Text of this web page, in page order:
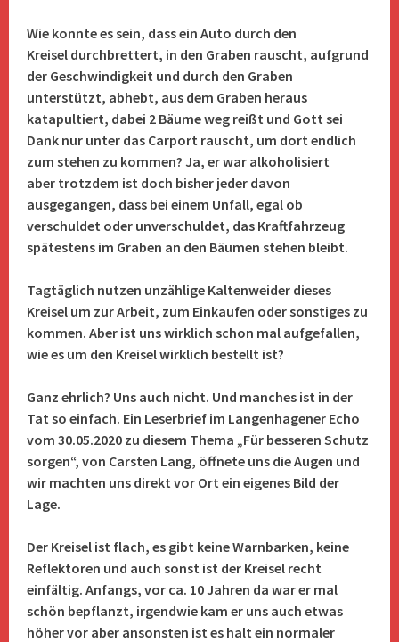
Wie konnte es sein, dass ein Auto durch den
Kreisel durchbrettert, in den Graben rauscht, aufgrund
der Geschwindigkeit und durch den Graben
unterstützt, abhebt, aus dem Graben heraus
katapultiert, dabei 2 Bäume weg reißt und Gott sei
Dank nur unter das Carport rauscht, um dort endlich
zum stehen zu kommen? Ja, er war alkoholisiert
aber trotzdem ist doch bisher jeder davon
ausgegangen, dass bei einem Unfall, egal ob
verschuldet oder unverschuldet, das Kraftfahrzeug
spätestens im Graben an den Bäumen stehen bleibt.
Tagtäglich nutzen unzählige Kaltenweider dieses
Kreisel um zur Arbeit, zum Einkaufen oder sonstiges zu
kommen. Aber ist uns wirklich schon mal aufgefallen,
wie es um den Kreisel wirklich bestellt ist?
Ganz ehrlich? Uns auch nicht. Und manches ist in der
Tat so einfach. Ein Leserbrief im Langenhagener Echo
vom 30.05.2020 zu diesem Thema „Für besseren Schutz
sorgen“, von Carsten Lang, öffnete uns die Augen und
wir machten uns direkt vor Ort ein eigenes Bild der
Lage.
Der Kreisel ist flach, es gibt keine Warnbarken, keine
Reflektoren und auch sonst ist der Kreisel recht
einfältig. Anfangs, vor ca. 10 Jahren da war er mal
schön bepflanzt, irgendwie kam er uns auch etwas
höher vor aber ansonsten ist es halt ein normaler